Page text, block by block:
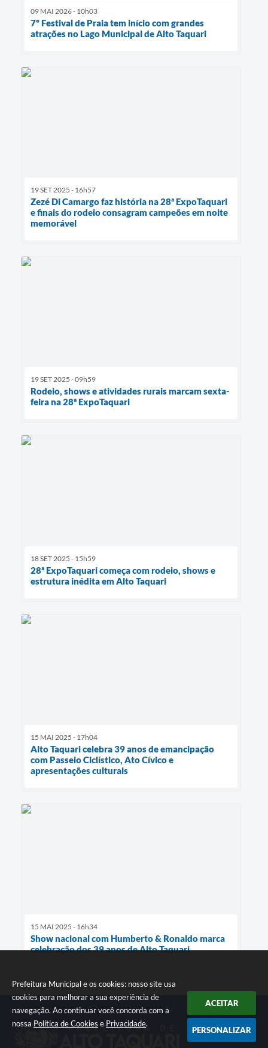
Prefeitura Municipal e os cookies: nosso site usa
cookies para melhorar a sua experiência de
navegação. Ao continuar você concorda com a
nossa Política de Cookies e Privacidade.
ACEITAR
PERSONALIZAR
09 MAI 2026 - 10h03
7º Festival de Praia tem início com grandes
atrações no Lago Municipal de Alto Taquari
19 SET 2025 - 16h57
Zezé Di Camargo faz história na 28ª ExpoTaquari
e finais do rodeio consagram campeões em noite
memorável
19 SET 2025 - 09h59
Rodeio, shows e atividades rurais marcam sexta-
feira na 28ª ExpoTaquari
18 SET 2025 - 15h59
28ª ExpoTaquari começa com rodeio, shows e
estrutura inédita em Alto Taquari
15 MAI 2025 - 17h04
Alto Taquari celebra 39 anos de emancipação
com Passeio Ciclístico, Ato Cívico e
apresentações culturais
15 MAI 2025 - 16h34
Show nacional com Humberto & Ronaldo marca
celebração dos 39 anos de Alto Taquari